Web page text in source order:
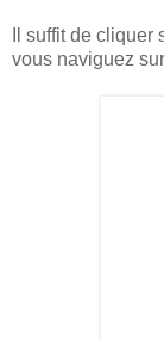
Il suffit de
vous naviguez